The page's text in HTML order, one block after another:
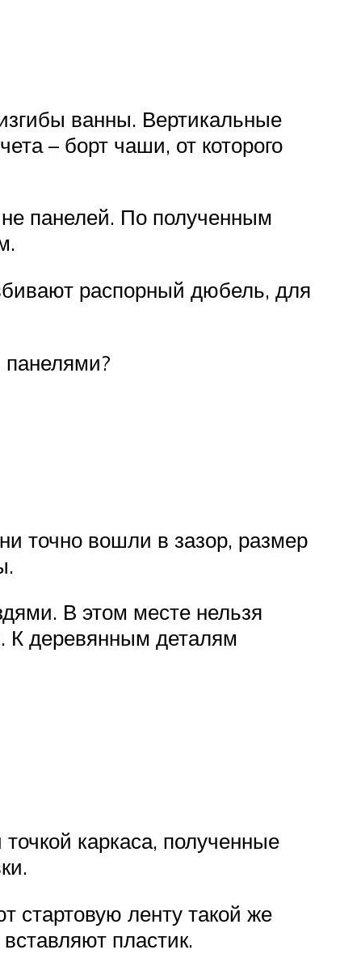
ванны. Вертикальные
– борт чаши, от которого
панелей. По полученным
распорный дюбель, для
точно вошли в зазор, размер
В этом месте нельзя
К деревянным деталям
каркаса, полученные
стартовую ленту такой же
пластик.